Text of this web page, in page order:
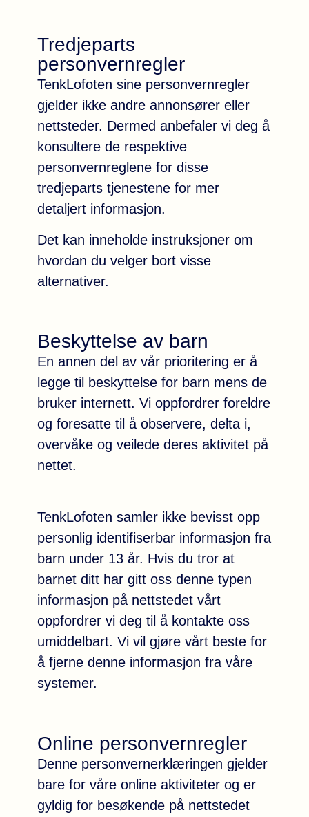
Tredjeparts
personvernregler
TenkLofoten sine personvernregler
gjelder ikke andre annonsører eller
nettsteder. Dermed anbefaler vi deg å
konsultere de respektive
personvernreglene for disse
tredjeparts tjenestene for mer
detaljert informasjon.
Det kan inneholde instruksjoner om
hvordan du velger bort visse
alternativer.
Beskyttelse av barn
En annen del av vår prioritering er å
legge til beskyttelse for barn mens de
bruker internett. Vi oppfordrer foreldre
og foresatte til å observere, delta i,
overvåke og veilede deres aktivitet på
nettet.
TenkLofoten samler ikke bevisst opp
personlig identifiserbar informasjon fra
barn under 13 år. Hvis du tror at
barnet ditt har gitt oss denne typen
informasjon på nettstedet vårt
oppfordrer vi deg til å kontakte oss
umiddelbart. Vi vil gjøre vårt beste for
å fjerne denne informasjon fra våre
systemer.
Online personvernregler
Denne personvernerklæringen gjelder
bare for våre online aktiviteter og er
gyldig for besøkende på nettstedet